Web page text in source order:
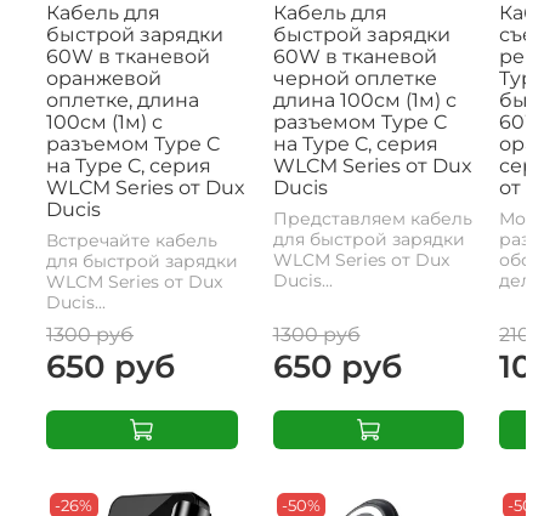
Кабель для
быстрой зарядки
60W в тканевой
оранжевой
оплетке, длина
100см (1м) с
разъемом Type C
на Type C, серия
WLCM Series от Dux
Ducis
Встречайте кабель
для быстрой зарядки
WLCM Series от Dux
Ducis...
1300 руб
650 руб
Кабель для
быстрой зарядки
60W в тканевой
черной оплетке
длина 100см (1м) с
разъемом Type C
на Type C, серия
WLCM Series от Dux
Ducis
Представляем кабель
для быстрой зарядки
WLCM Series от Dux
Ducis...
1300 руб
650 руб
от
-26% -50% -